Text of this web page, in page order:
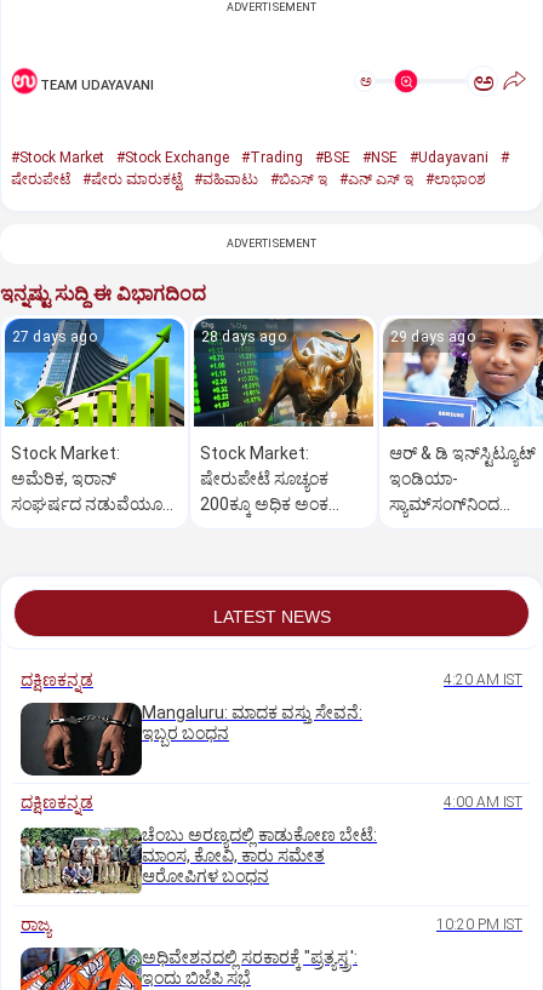
ADVERTISEMENT
TEAM UDAYAVANI ಅ ಅ
#Stock Market #Stock Exchange #Trading #BSE #NSE #Udayavani
#
ಷೇರುಪೇಟೆ
#ಷೇರು ಮಾರುಕಟ್ಟೆ #ವಹಿವಾಟು #ಬಿಎಸ್‌ ಇ #ಎನ್‌ ಎಸ್‌ ಇ #ಲಾಭಾಂಶ
ADVERTISEMENT
ಇನ್ನಷ್ಟು ಸುದ್ದಿ ಈ ವಿಭಾಗದಿಂದ
27 days ago
Stock Market:
ಅಮೆರಿಕ, ಇರಾನ್‌
ಸಂಘರ್ಷದ ನಡುವೆಯೂ
28 days ago
Stock Market:
ಷೇರುಪೇಟೆ ಸೂಚ್ಯಂಕ
200ಕ್ಕೂ ಅಧಿಕ ಅಂಕ
29 days ago
ಆರ್ & ಡಿ ಇನ್‌ಸ್ಟಿಟ್ಯೂಟ್
ಇಂಡಿಯಾ-
ಸ್ಯಾಮ್‌ಸಂಗ್‌ನಿಂದ
LATEST NEWS
ದಕ್ಷಿಣಕನ್ನಡ 4:20 AM IST
Mangaluru: ಮಾದಕ ವಸ್ತು ಸೇವನೆ:
ಇಬ್ಬರ ಬಂಧನ
ದಕ್ಷಿಣಕನ್ನಡ 4:00 AM IST
ಚೆಂಬು ಅರಣ್ಯದಲ್ಲಿ ಕಾಡುಕೋಣ ಬೇಟೆ:
ಮಾಂಸ, ಕೋವಿ, ಕಾರು ಸಮೇತ
ಆರೋಪಿಗಳ ಬಂಧನ
ರಾಜ್ಯ 10:20 PM IST
ಅಧಿವೇಶನದಲ್ಲಿ ಸರಕಾರಕ್ಕೆ "ಪ್ರತ್ಯಸ್ತ್ರ':
ಇಂದು ಬಿಜೆಪಿ ಸಭೆ